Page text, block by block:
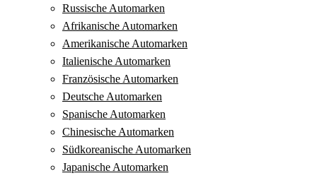
Russische Automarken
Afrikanische Automarken
Amerikanische Automarken
Italienische Automarken
Französische Automarken
Deutsche Automarken
Spanische Automarken
Chinesische Automarken
Südkoreanische Automarken
Japanische Automarken